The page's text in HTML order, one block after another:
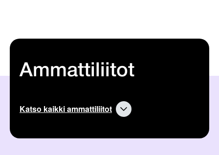
Ammattiliitot
Katso kaikki ammattiliitot